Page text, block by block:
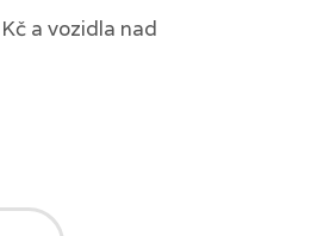
a vozidla nad